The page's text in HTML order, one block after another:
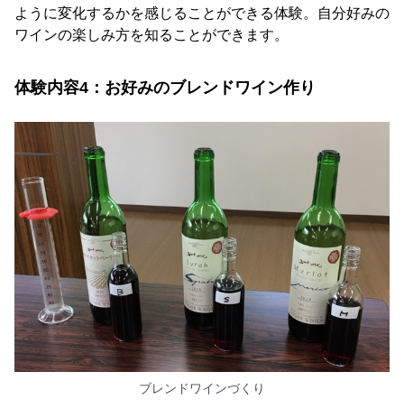
ように変化するかを感じることができる体験。自分好みの
ワインの楽しみ方を知ることができます。
体験内容4：お好みのブレンドワイン作り
ブレンドワインづくり